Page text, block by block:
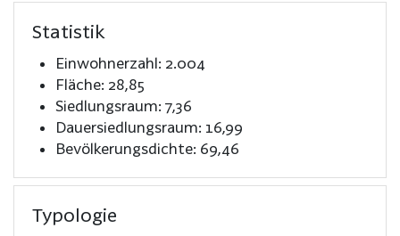
Statistik
Einwohnerzahl: 2.004
Fläche: 28,85
Siedlungsraum: 7,36
Dauersiedlungsraum: 16,99
Bevölkerungsdichte: 69,46
Typologie